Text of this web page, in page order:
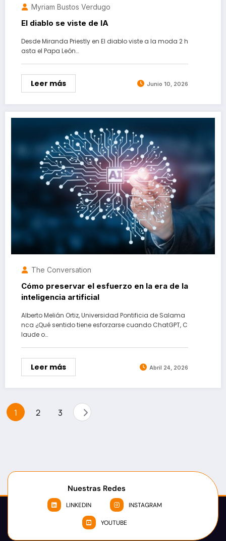
Myriam Bustos Verdugo
El diablo se viste de IA
Desde Miranda Priestly en El diablo viste a la moda 2 h
asta el Papa León…
Leer más Junio 10, 2026
The Conversation
Cómo preservar el esfuerzo en la era de la
inteligencia artificial
Alberto Melián Ortiz, Universidad Pontificia de Salama
nca ¿Qué sentido tiene esforzarse cuando ChatGPT, C
laude o…
Leer más Abril 24, 2026
Paginación
1 2 3
Nuestras Redes
LINKEDIN INSTAGRAM
YOUTUBE